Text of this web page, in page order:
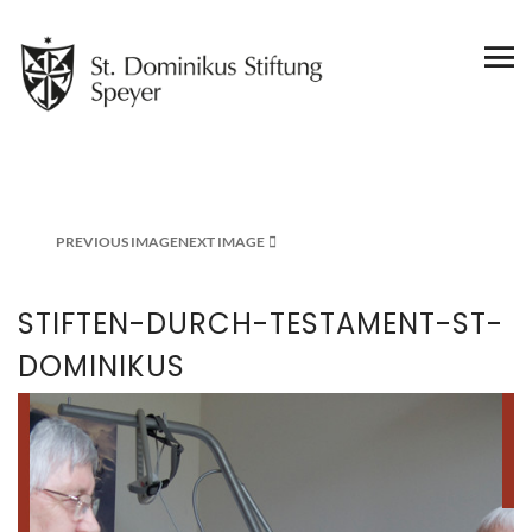
PREVIOUS IMAGENEXT IMAGE
STIFTEN-DURCH-TESTAMENT-ST-
DOMINIKUS